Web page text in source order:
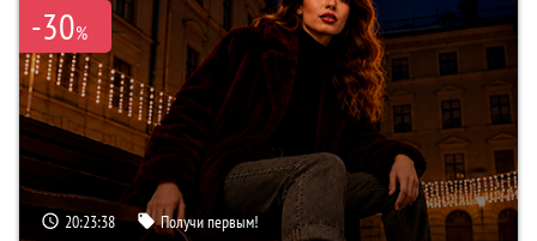
-30%
20:23:38 Получи первым!